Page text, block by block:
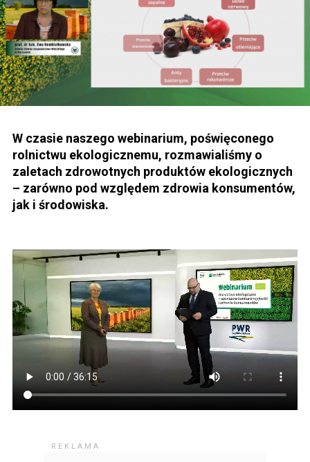
W czasie naszego webinarium, poświęconego
rolnictwu ekologicznemu, rozmawialiśmy o
zaletach zdrowotnych produktów ekologicznych
– zarówno pod względem zdrowia konsumentów,
jak i środowiska.